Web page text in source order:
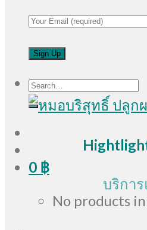
Search
for:
0 ฿
No products
บริกา